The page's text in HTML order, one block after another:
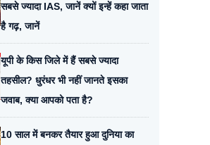
सबसे ज्यादा IAS, जानें क्यों इन्हें कहा जाता
है गढ़, जानें
यूपी के किस जिले में हैं सबसे ज्यादा
तहसील? धुरंधर भी नहीं जानते इसका
जवाब, क्या आपको पता है?
10 साल में बनकर तैयार हुआ दुनिया का